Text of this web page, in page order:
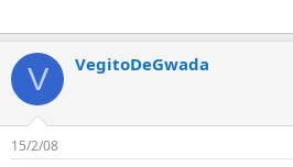
V VegitoDeGwada
15/2/08